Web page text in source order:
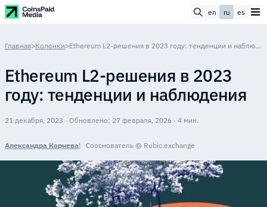
en ru es
Главная>Колонки> Ethereum L2-решения в 2023 году: тенденции и наблюдения
Ethereum L2-решения в 2023
году: тенденции и наблюдения
21 декабря, 2023 · Обновлено: 27 февраля, 2026 · 4 мин.
Александра Корнева Сооснователь @ Rubic.exchange